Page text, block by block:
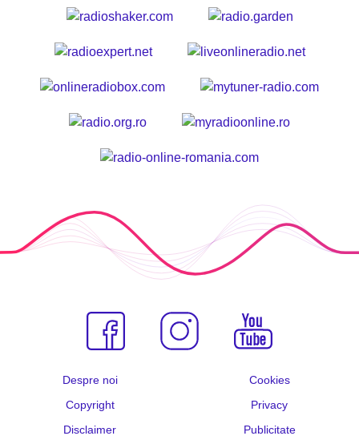
Despre noi
Cookies
Copyright
Privacy
Disclaimer
Publicitate